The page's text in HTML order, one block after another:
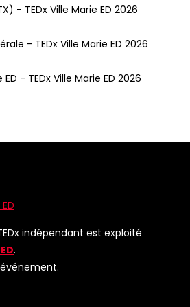
- TEDx Ville Marie ED 2026
- TEDx Ville Marie ED 2026
ED - TEDx Ville Marie ED 2026
indépendant est exploité
.